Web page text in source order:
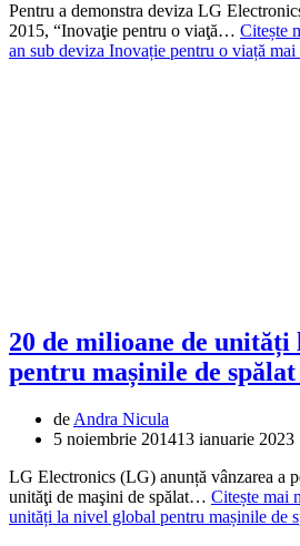
Pentru a demonstra deviza LG
2015, “Inovaţie pentru o viaţă… Citește
an sub deviza Inovație pentru o viață mai
20 de milioane de
pentru mașinile de
de Andra Nicula
5 noiembrie 201413 ianuarie 2023
LG Electronics (LG) anunță vânzarea a
unităţi de maşini de spălat… Citește mai
unități la nivel global pentru mașinile de